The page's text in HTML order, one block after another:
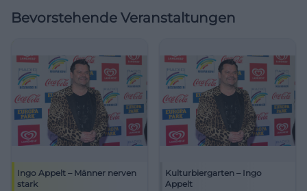
Bevorstehende Veranstaltungen
Ingo Appelt – Männer nerven
stark
Kulturbiergarten – Ingo
Appelt